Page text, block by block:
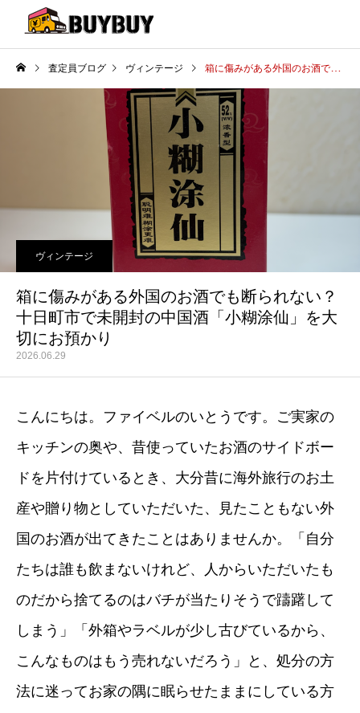
査定員ブログ ヴィンテージ 箱に傷みがある外国のお酒でも断られない？十日町市で未開封の中国酒「小糊涂仙」を大切にお預かり
ヴィンテージ
箱に傷みがある外国のお酒でも断られない？
十日町市で未開封の中国酒「小糊涂仙」を大
切にお預かり
2026.06.29
こんにちは。ファイベルのいとうです。ご実家の
キッチンの奥や、昔使っていたお酒のサイドボー
ドを片付けているとき、大分昔に海外旅行のお土
産や贈り物としていただいた、見たこともない外
国のお酒が出てきたことはありませんか。「自分
たちは誰も飲まないけれど、人からいただいたも
のだから捨てるのはバチが当たりそうで躊躇して
しまう」「外箱やラベルが少し古びているから、
こんなものはもう売れないだろう」と、処分の方
法に迷ってお家の隅に眠らせたままにしている方